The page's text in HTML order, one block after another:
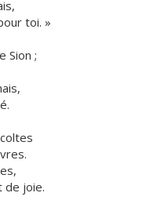
toi. »
Sion ;
de joie.